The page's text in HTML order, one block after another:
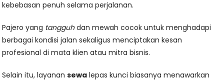
kebebasan penuh selama perjalanan.
Pajero yang tangguhdan mewah cocok untuk menghadapi
berbagai kondisi jalan sekaligus menciptakan kesan
profesional di mata klien atau mitra bisnis.
Selain itu, layanansewa lepas kunci biasanya menawarkan